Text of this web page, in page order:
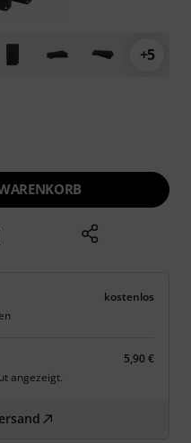
+5
kostenlos
5,90 €
angezeigt.